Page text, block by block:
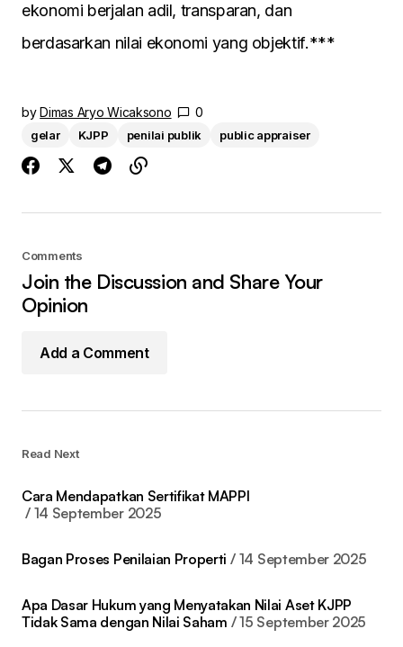
ekonomi berjalan adil, transparan, dan
berdasarkan nilai ekonomi yang objektif.***
by Dimas Aryo Wicaksono 0
gelar KJPP penilai publik public appraiser
Comments
Join the Discussion and Share Your
Opinion
Add a Comment
Read Next
Cara Mendapatkan Sertifikat MAPPI
14 September 2025
Bagan Proses Penilaian Properti 14 September 2025
Apa Dasar Hukum yang Menyatakan Nilai Aset KJPP
Tidak Sama dengan Nilai Saham
15 September 2025